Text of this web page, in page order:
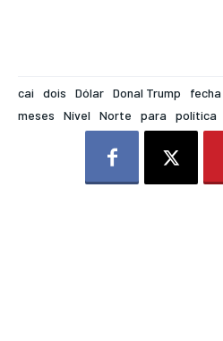
cai dois Dólar Donal Trump fecha
meses
Nível Norte para política